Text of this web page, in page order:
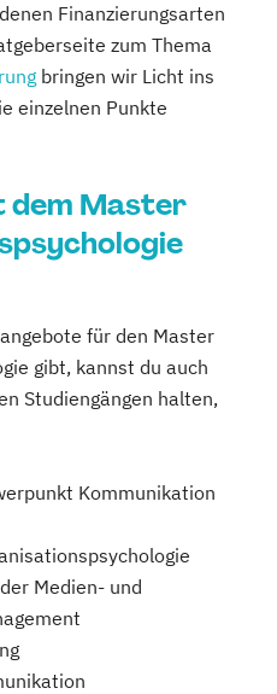
Finanzierungsarten
zum Thema
bringen wir Licht ins
einzelnen Punkte
dem Master
für den Master
gibt, kannst du auch
Studiengängen halten,
Kommunikation
Medien- und